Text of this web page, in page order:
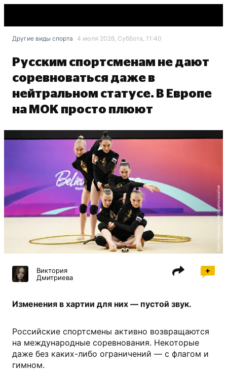
Другие виды спорта 4 июля 2026, Суббота, 11:40
Русским спортсменам не дают
соревноваться даже в
нейтральном статусе. В Европе
на МОК просто плюют
Олег Наумов, t.me/rgymrussialive
Виктория
Дмитриева
Изменения в хартии для них — пустой звук.
Российские спортсмены активно возвращаются
на международные соревнования. Некоторые
даже без каких-либо ограничений — с флагом и
гимном.